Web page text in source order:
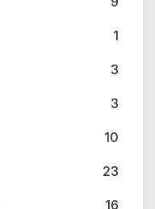
1
3
3
10
23
16